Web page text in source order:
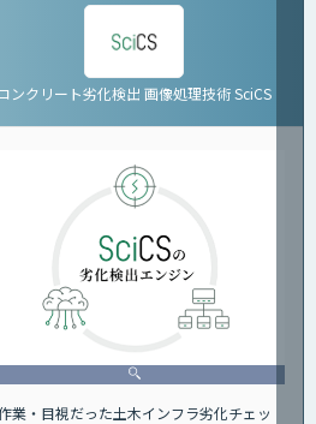
コンクリート劣化検出 画像処理技術 SciCS
業・目視だった土木インフラ劣化チェッ